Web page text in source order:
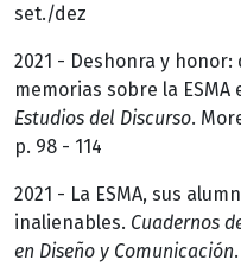
set./dez
2021 - Deshonra y
memorias sobre la ESMA
Estudios del Discurso.
p. 98 - 114
2021 - La ESMA, sus
inalienables. Cuadernos
en Diseño y Comunicación